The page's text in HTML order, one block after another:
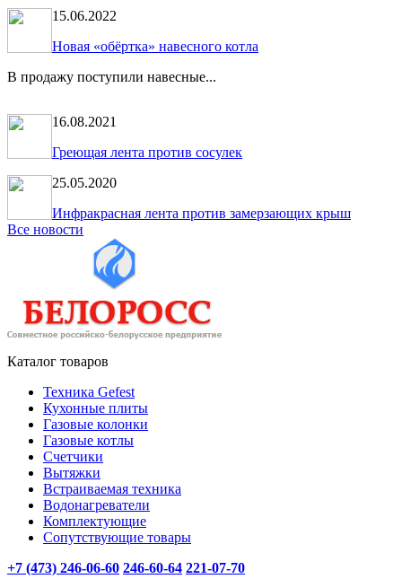
15.06.2022
Новая «обёртка» навесного котла
В продажу поступили навесные...
16.08.2021
Греющая лента против сосулек
25.05.2020
Инфракрасная лента против замерзающих крыш
Все новости
Каталог товаров
Техника Gefest
Кухонные плиты
Газовые колонки
Газовые котлы
Счетчики
Вытяжки
Встраиваемая техника
Водонагреватели
Комплектующие
Сопутствующие товары
+7 (473) 246-06-60 246-60-64 221-07-70